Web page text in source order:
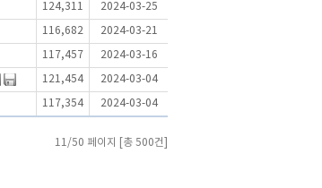
124,311 2024-03-25
116,682 2024-03-21
117,457 2024-03-16
121,454 2024-03-04
117,354 2024-03-04
11/50 페이지 [총 500건]